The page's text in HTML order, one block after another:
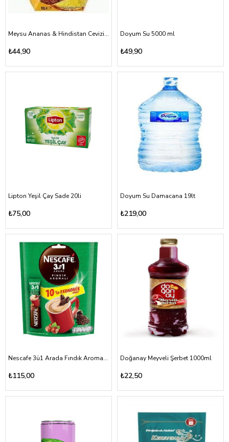
Meysu Ananas & Hindistan Cevizi Meyvesuyu 1000ml uht
₺44,90
Doyum Su 5000 ml
₺49,90
Lipton Yeşil Çay Sade 20li
₺75,00
Doyum Su Damacana 19lt
₺219,00
Nescafe 3ü1 Arada Fındık Aromalı 10lu Poşet
₺115,00
Doğanay Meyveli Şerbet 1000ml
₺22,50